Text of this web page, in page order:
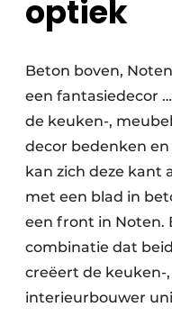
optiek
Beton boven,
een fantasiedecor
de keuken-,
decor bedenken
kan zich deze kant
met een blad in
een front in Noten.
combinatie dat
creëert de keuken-
interieurbouwer